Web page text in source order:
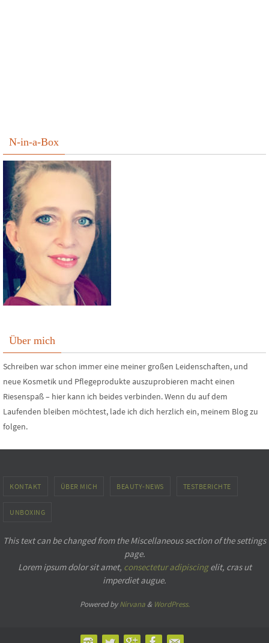
N-in-a-Box
Über mich
Schreiben war schon immer eine meiner großen Leidenschaften, und
neue Kosmetik und Pflegeprodukte auszuprobieren macht einen
Riesenspaß – hier kann ich beides verbinden. Wenn du auf dem
Laufenden bleiben möchtest, lade ich dich herzlich ein, meinem Blog zu
folgen.
KONTAKT ÜBER MICH BEAUTY-NEWS TESTBERICHTE
UNBOXING
This text can be changed from the Miscellaneous section of the settings
page.
Lorem ipsumdolor sit amet, consectetur adipiscingelit, cras ut
imperdiet augue.
Powered byNirvana& WordPress.